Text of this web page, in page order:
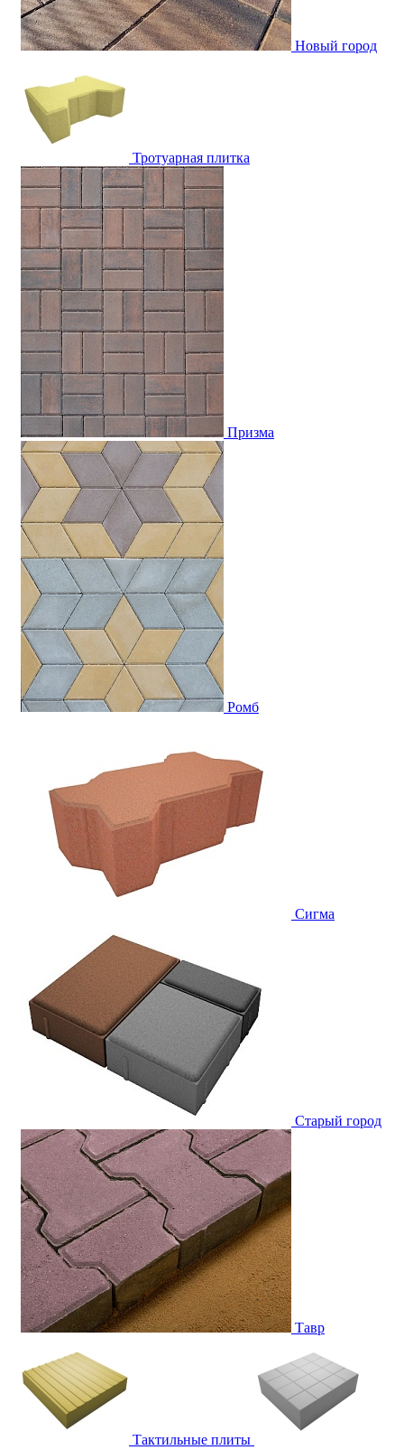
Новый город
Тротуарная плитка
Призма
Ромб
Сигма
Старый город
Тавр
Тактильные плиты